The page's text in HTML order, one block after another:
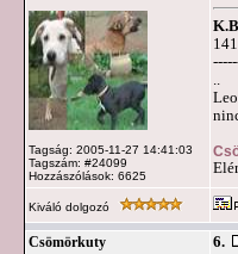
Tagság: 2005-11-27 14:41:03
Tagszám: #24099
Hozzászólások: 6625
Kiváló dolgozó
Csömörkuty 6.